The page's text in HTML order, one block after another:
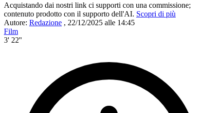
Acquistando dai nostri link ci supporti con una commissione;
contenuto prodotto con il supporto dell'AI. Scopri di più
Autore: Redazione , 22/12/2025 alle 14:45
Film
3' 22''